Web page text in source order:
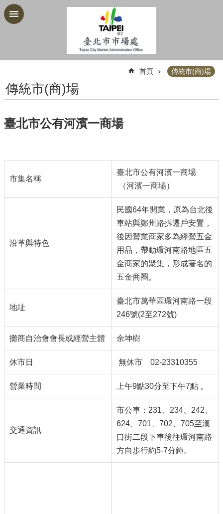
跳到主要內容區塊
首頁 傳統市(商)場
傳統市(商)場
臺北市公有河濱一商場
市集名稱
臺北市公有河濱一商場
（河濱一商場）
沿革與特色
民國64年開業，原為台北後
車站與鄭州路拆遷戶安置，
後因營業商家多為經營五金
用品，帶動環河南路地區五
金商家的聚集，形成著名的
五金商圈。
地址
臺北市萬華區環河南路一段
246號(2至272號)
攤商自治會會長或經營主體 余坤樹
休市日 無休市 02-23310355
營業時間 上午9點30分至下午7點 。
交通資訊
市公車：231、234、242、
624、701、702、705至漢
口街二段下車後往環河南路
方向步行約5-7分鐘。